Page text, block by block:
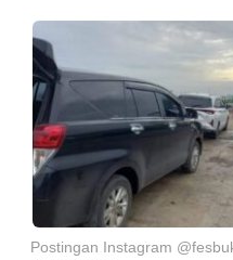
Postingan Instagram